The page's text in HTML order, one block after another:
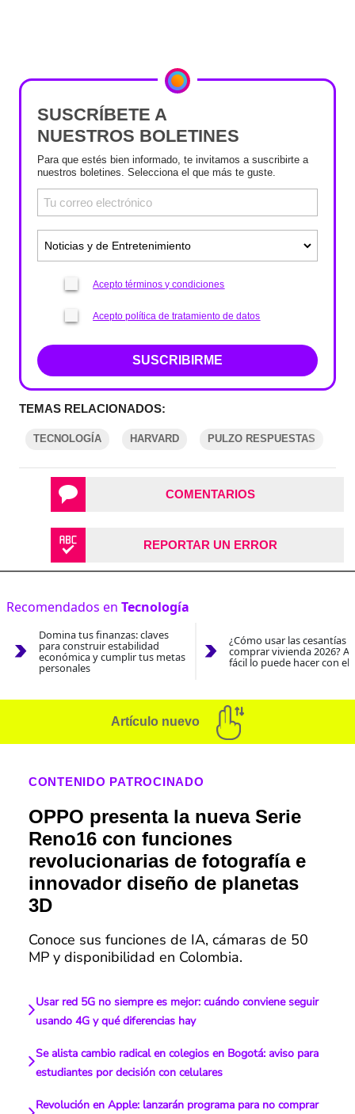
SUSCRÍBETE A
NUESTROS BOLETINES
Para que estés bien informado, te invitamos a suscribirte a
nuestros boletines. Selecciona el que más te guste.
Acepto términos y condiciones
Acepto política de tratamiento de datos
SUSCRIBIRME
TEMAS RELACIONADOS:
TECNOLOGÍA HARVARD PULZO RESPUESTAS
COMENTARIOS
REPORTAR UN ERROR
Recomendados en Tecnología
Domina tus finanzas: claves
para construir estabilidad
económica y cumplir tus metas
personales
¿Cómo usar las cesantías
comprar vivienda 2026?
fácil lo puede hacer con el
Artículo nuevo
CONTENIDO PATROCINADO
OPPO presenta la nueva Serie
Reno16 con funciones
revolucionarias de fotografía e
innovador diseño de planetas
3D
Conoce sus funciones de IA, cámaras de 50
MP y disponibilidad en Colombia.
Usar red 5G no siempre es mejor: cuándo conviene seguir
usando 4G y qué diferencias hay
Se alista cambio radical en colegios en Bogotá: aviso para
estudiantes por decisión con celulares
Revolución en Apple: lanzarán programa para no comprar